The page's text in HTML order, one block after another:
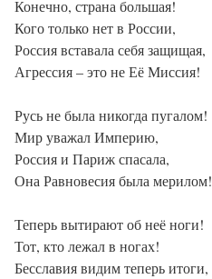
Конечно, страна большая!
Кого только нет в России,
Россия вставала себя защищая,
Агрессия – это не Её Миссия!
Русь не была никогда пугалом!
Мир уважал Империю,
Россия и Париж спасала,
Она Равновесия была мерилом!
Теперь вытирают об неё ноги!
Тот, кто лежал в ногах!
Бесславия видим теперь итоги,